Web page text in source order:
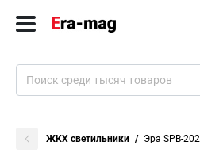
ЖКХ светильники Эра SPB-